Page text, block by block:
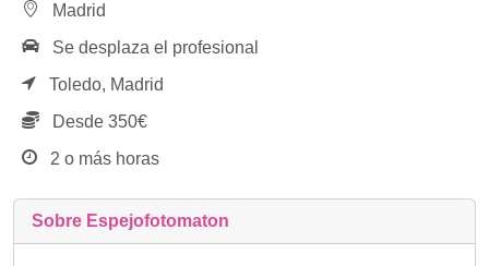
Madrid
Se desplaza el profesional
Toledo, Madrid
Desde 350€
2 o más horas
Sobre Espejofotomaton